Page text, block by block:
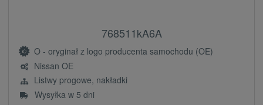
768511kA6A
O - oryginał z logo producenta samochodu (OE)
Nissan OE
Listwy progowe, nakładki
Wysyłka w 5 dni